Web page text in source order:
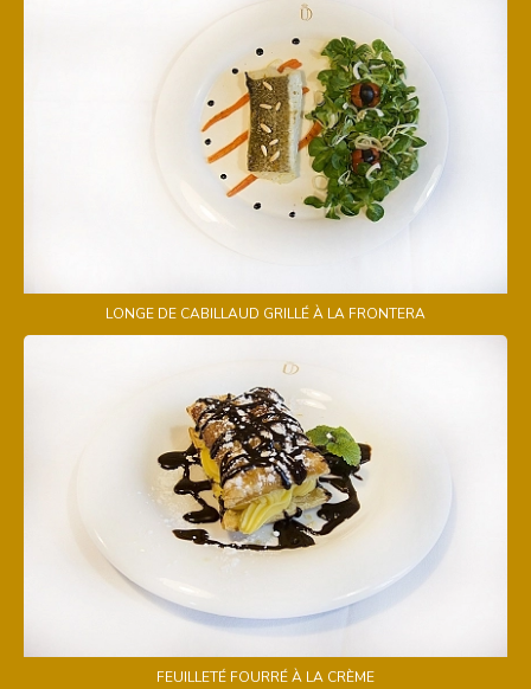
LONGE DE CABILLAUD GRILLÉ À LA FRONTERA
FEUILLETÉ FOURRÉ À LA CRÈME